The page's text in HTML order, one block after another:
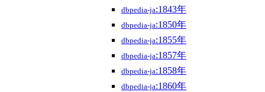
dbpedia-ja:1843年
dbpedia-ja:1850年
dbpedia-ja:1855年
dbpedia-ja:1857年
dbpedia-ja:1858年
dbpedia-ja:1860年